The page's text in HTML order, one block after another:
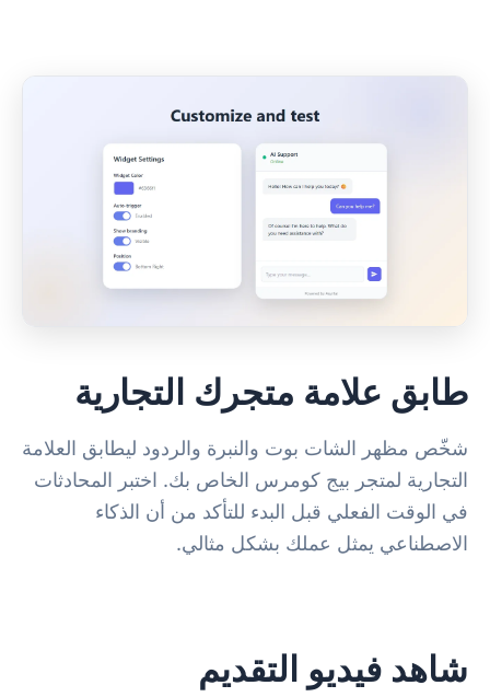
طابق علامة متجرك التجارية
شخّص مظهر الشات بوت والنبرة والردود ليطابق العلامة
التجارية لمتجر بيج كومرس الخاص بك. اختبر المحادثات
في الوقت الفعلي قبل البدء للتأكد من أن الذكاء
الاصطناعي يمثل عملك بشكل مثالي.
شاهد فيديو التقديم